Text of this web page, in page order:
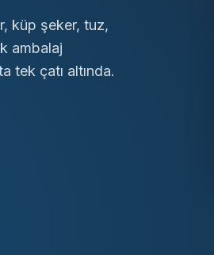
küp şeker, tuz,
ambalaj
tek çatı altında.